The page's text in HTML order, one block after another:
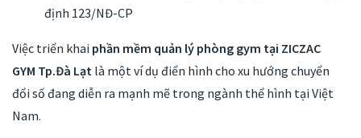
định 123/NĐ-CP
Việc triển khai phần mềm quản lý phòng gym tại ZICZAC
GYM Tp.Đà Lạt là một ví dụ điển hình cho xu hướng chuyển
đổi số đang diễn ra mạnh mẽ trong ngành thể hình tại Việt
Nam.